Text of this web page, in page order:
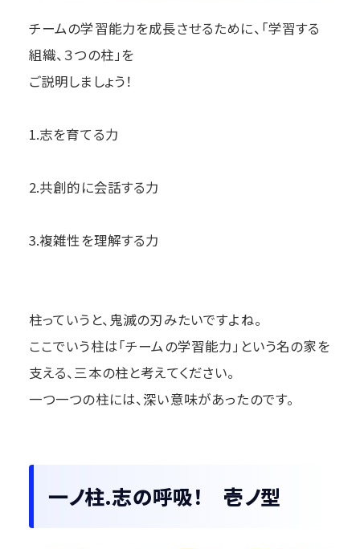
チームの学習能力を成長させるために、「学習する
組織、３つの柱」を
ご説明しましょう！
1.志を育てる力
2.共創的に会話する力
3.複雑性を理解する力
柱っていうと、鬼滅の刃みたいですよね。
ここでいう柱は「チームの学習能力」という名の家を
支える、三本の柱と考えてください。
一つ一つの柱には、深い意味があったのです。
一ノ柱.志の呼吸！ 壱ノ型